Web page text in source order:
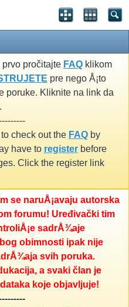
prvo pročitajte FAQ klikom
pre nego Å¡to
poruke. Kliknite na link da
check out the FAQ by
have to register before
Click the register link
se naruÅ¡avaju autorska
forumu! Uređivački tim
sadrÅ¾aje
obimnosti ipak nije
svih poruka.
a svaki član je
koje objavljuje!